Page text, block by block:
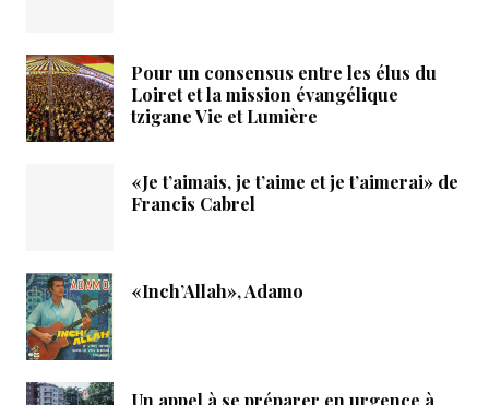
Pour un consensus entre les élus du
Loiret et la mission évangélique
tzigane Vie et Lumière
«Je t’aimais, je t’aime et je t’aimerai» de
Francis Cabrel
«Inch’Allah», Adamo
Un appel à se préparer en urgence à